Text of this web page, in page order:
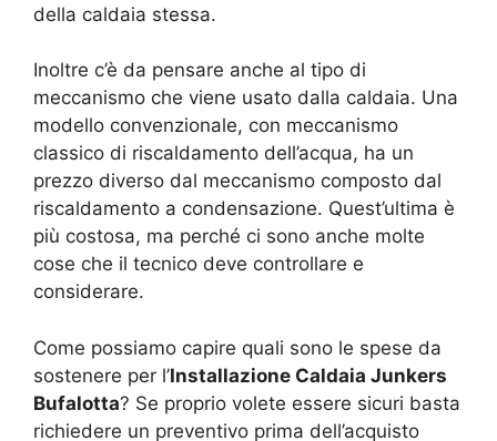
della caldaia stessa.
Inoltre c’è da pensare anche al tipo di
meccanismo che viene usato dalla caldaia. Una
modello convenzionale, con meccanismo
classico di riscaldamento dell’acqua, ha un
prezzo diverso dal meccanismo composto dal
riscaldamento a condensazione. Quest’ultima è
più costosa, ma perché ci sono anche molte
cose che il tecnico deve controllare e
considerare.
Come possiamo capire quali sono le spese da
sostenere per l’Installazione Caldaia Junkers
Bufalotta? Se proprio volete essere sicuri basta
richiedere un preventivo prima dell’acquisto